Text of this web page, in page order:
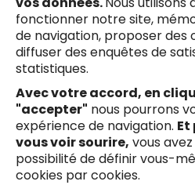
fonctionner notre site,
de navigation, proposer des
diffuser des enquêtes de
statistiques.
Avec votre accord, en
"accepter" nous pourrons
expérience de navigation. Et
vous voir sourire, vous
possibilité de définir vous-
cookies par cookies.
Liens en bas de page
Mentions légales
Suivez-nous !